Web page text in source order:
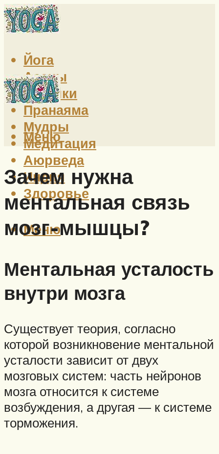
Йога
Асаны
Техники
Пранаяма
Мудры
Медитация
Аюрведа
Индия
Здоровье
Меню
Меню
Зачем нужна
ментальная связь
мозг-мышцы?
Ментальная усталость
внутри мозга
Существует теория, согласно
которой возникновение ментальной
усталости зависит от двух
мозговых систем: часть нейронов
мозга относится к системе
возбуждения, а другая — к системе
торможения.